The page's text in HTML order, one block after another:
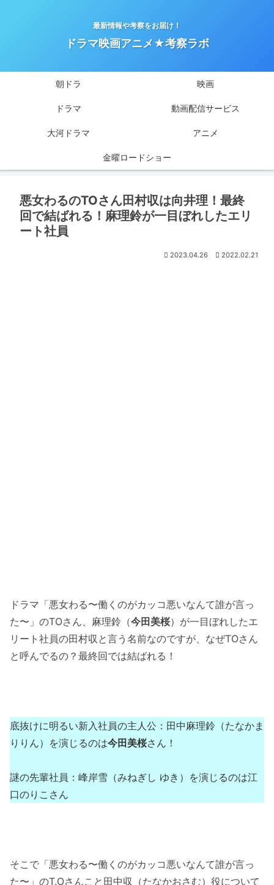
最新情報や考察をお届け！
ドラマ映画アニメ★考察ラボ
朝ドラ 映画
ドラマ 動画配信サービス
大河ドラマ アニメ
金曜ロードショー
悪女わるのTOさん田村収は向井理！最終
回で結ばれる！麻理鈴が一目ぼれしたエリ
ート社員
2023.04.26 2022.02.21
ドラマ「悪女わる〜働くのがカッコ悪いなんて誰が言っ
た〜」のTOさん、麻理鈴（今田美桜）が一目ぼれしたエ
リート社員の田村収と言う名前なのですが、なぜTOさん
と呼んでるの？最終回では結ばれる！
底抜けに明るい新入社員の主人公：田中麻理鈴（たなかま
りりん）を演じるのは今田美桜さん！
謎の先輩社員：峰岸雪（みねぎし ゆき）を演じるのは江
口のりこさん
そこで「悪女わる〜働くのがカッコ悪いなんて誰が言っ
た〜」のT.Oさんこと田中収（たなかおさむ）役について